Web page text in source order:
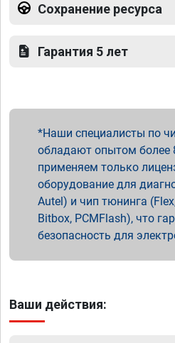
Сохранение ресурса
Гарантия 5 лет
Наши специалисты по
обладают опытом более
применяем только
оборудование для
Autel) и чип тюнинга
Bitbox, PCMFlash), что
безопасность для
Ваши действия: